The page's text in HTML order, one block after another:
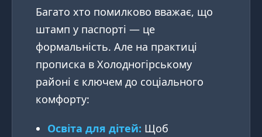
Багато хто помилково вважає, що
штамп у паспорті — це
формальність. Але на практиці
прописка в Холодногірському
районі є ключем до соціального
комфорту:
Освіта для дітей: Щоб